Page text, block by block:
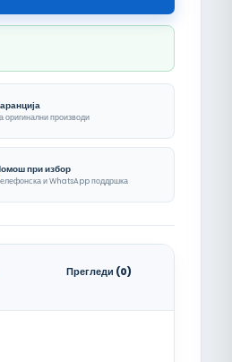
оригинални производи
при избор
и WhatsApp поддршка
Прегледи (0)